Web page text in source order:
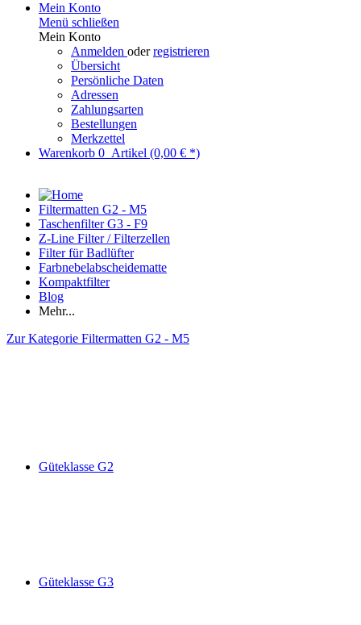
Mein Konto
Menü schließen
Mein Konto
Anmelden oderregistrieren
Übersicht
Persönliche Daten
Adressen
Zahlungsarten
Bestellungen
Merkzettel
Warenkorb 0 Artikel (0,00 € *)
Filtermatten G2 - M5
Taschenfilter G3 - F9
Z-Line Filter / Filterzellen
Filter für Badlüfter
Farbnebelabscheidematte
Kompaktfilter
Blog
Mehr...
Zur Kategorie Filtermatten G2 - M5
Güteklasse G2
Güteklasse G3